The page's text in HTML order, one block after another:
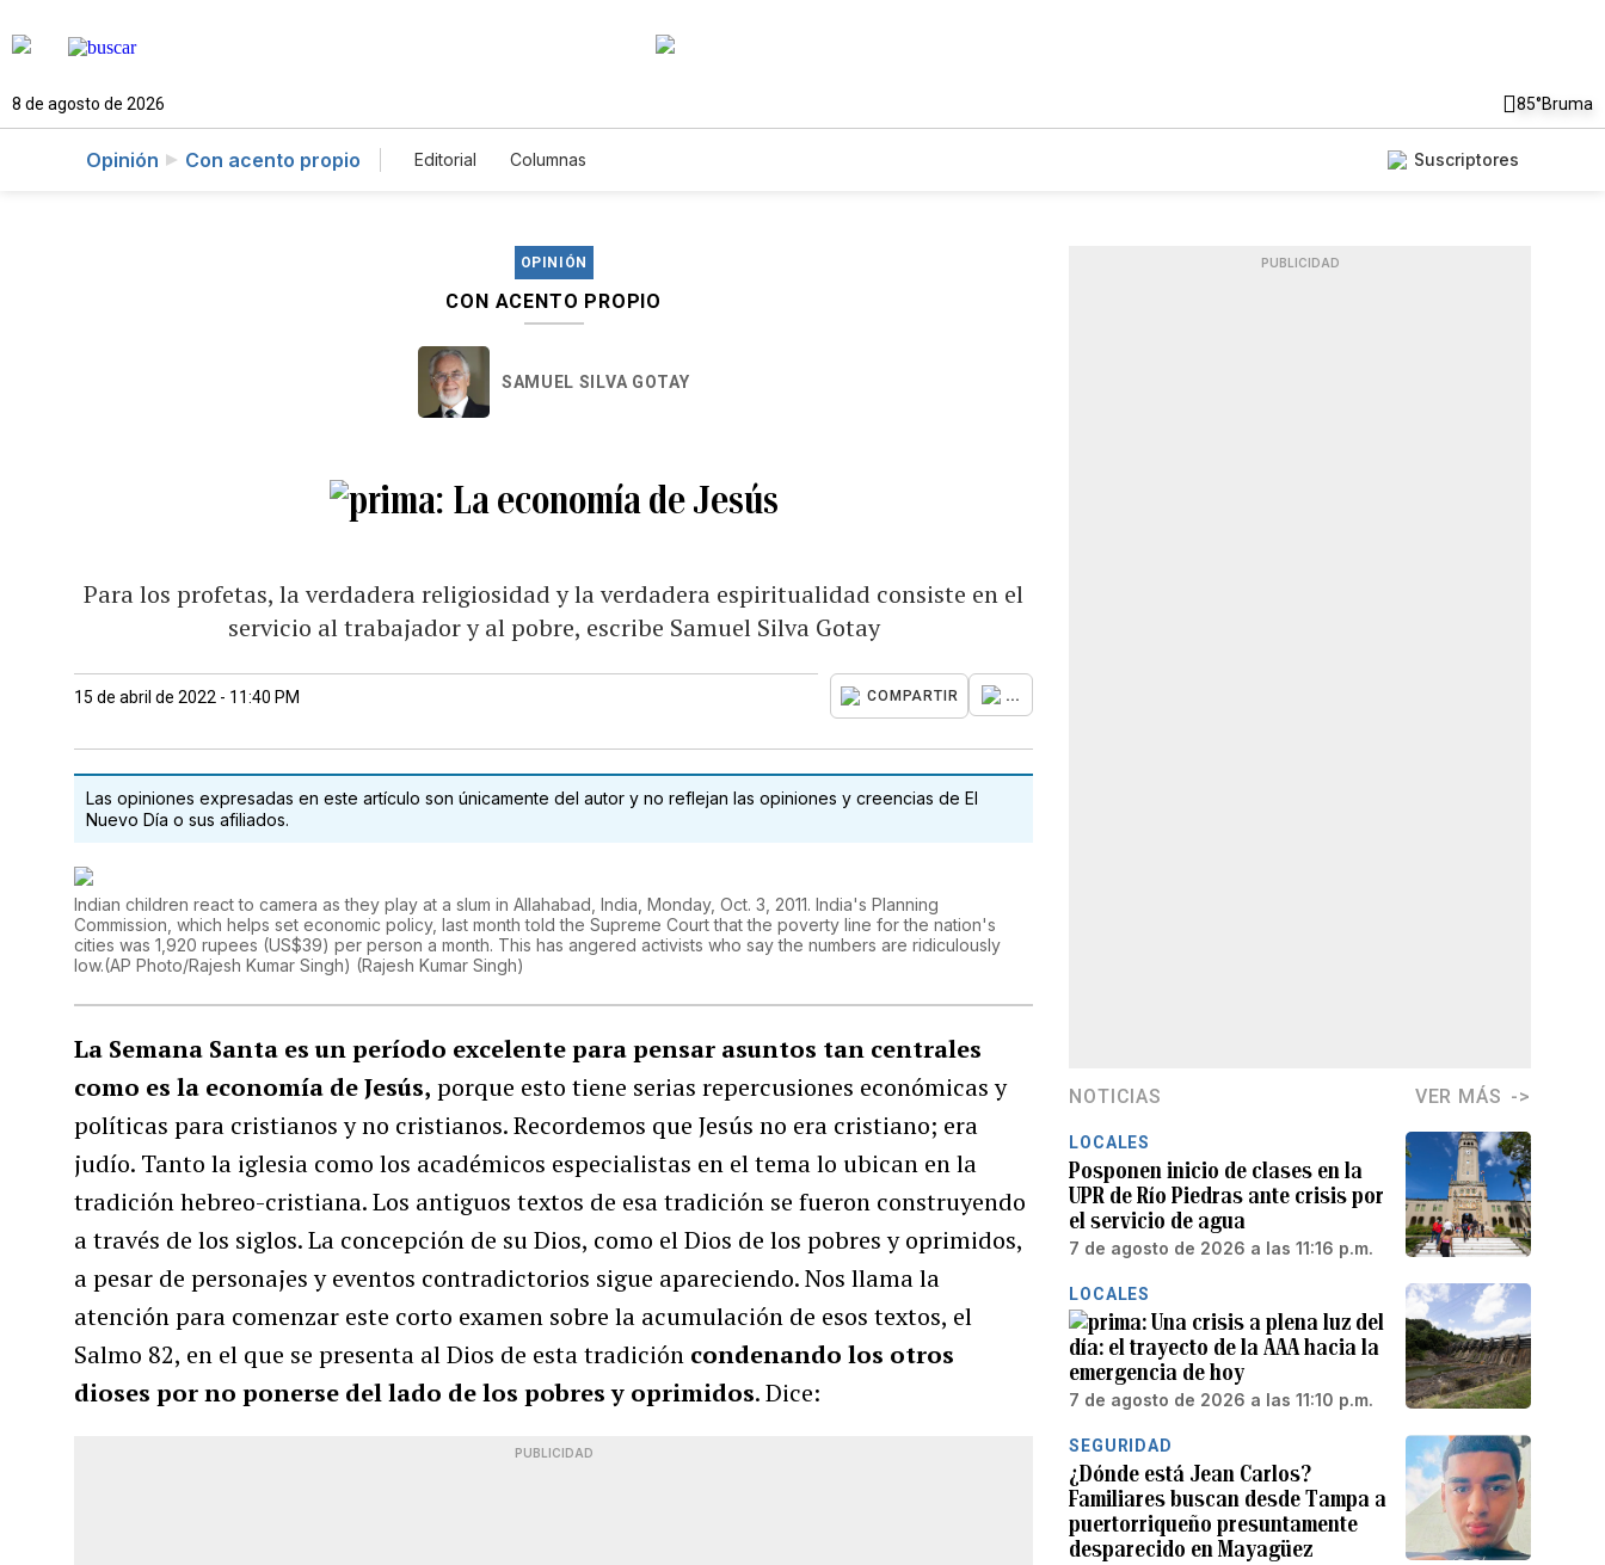
8 de agosto de 2026 85°Bruma
Opinión Con acento propio Editorial Columnas Suscriptores
OPINIÓN
CON ACENTO PROPIO
SAMUEL SILVA GOTAY
La economía de Jesús
Para los profetas, la verdadera religiosidad y la verdadera espiritualidad consiste en el
servicio al trabajador y al pobre, escribe Samuel Silva Gotay
15 de abril de 2022 - 11:40 PM COMPARTIR ...
Las opiniones expresadas en este artículo son únicamente del autor y no reflejan las opiniones y creencias de El
Nuevo Día o sus afiliados.
Indian children react to camera as they play at a slum in Allahabad, India, Monday, Oct. 3, 2011. India's Planning
Commission, which helps set economic policy, last month told the Supreme Court that the poverty line for the nation's
cities was 1,920 rupees (US$39) per person a month. This has angered activists who say the numbers are ridiculously
low.(AP Photo/Rajesh Kumar Singh) (Rajesh Kumar Singh)
La Semana Santa es un período excelente para pensar asuntos tan centrales
como es la economía de Jesús, porque esto tiene serias repercusiones económicas y
políticas para cristianos y no cristianos. Recordemos que Jesús no era cristiano; era
judío. Tanto la iglesia como los académicos especialistas en el tema lo ubican en la
tradición hebreo-cristiana. Los antiguos textos de esa tradición se fueron construyendo
a través de los siglos. La concepción de su Dios, como el Dios de los pobres y oprimidos,
a pesar de personajes y eventos contradictorios sigue apareciendo. Nos llama la
atención para comenzar este corto examen sobre la acumulación de esos textos, el
Salmo 82, en el que se presenta al Dios de esta tradición condenando los otros
dioses por no ponerse del lado de los pobres y oprimidos. Dice:
PUBLICIDAD
PUBLICIDAD
NOTICIAS VER MÁS
LOCALES
Posponen inicio de clases en la
UPR de Río Piedras ante crisis por
el servicio de agua
7 de agosto de 2026 a las 11:16 p.m.
LOCALES
Una crisis a plena luz del
día: el trayecto de la AAA hacia la
emergencia de hoy
7 de agosto de 2026 a las 11:10 p.m.
SEGURIDAD
¿Dónde está Jean Carlos?
Familiares buscan desde Tampa a
puertorriqueño presuntamente
desparecido en Mayagüez